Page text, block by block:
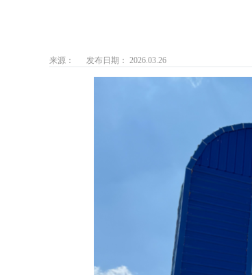
来源： 发布日期： 2026.03.26